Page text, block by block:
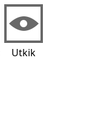
Utkik